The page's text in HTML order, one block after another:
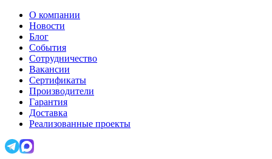
О компании
Новости
Блог
События
Сотрудничество
Вакансии
Сертификаты
Производители
Гарантия
Доставка
Реализованные проекты